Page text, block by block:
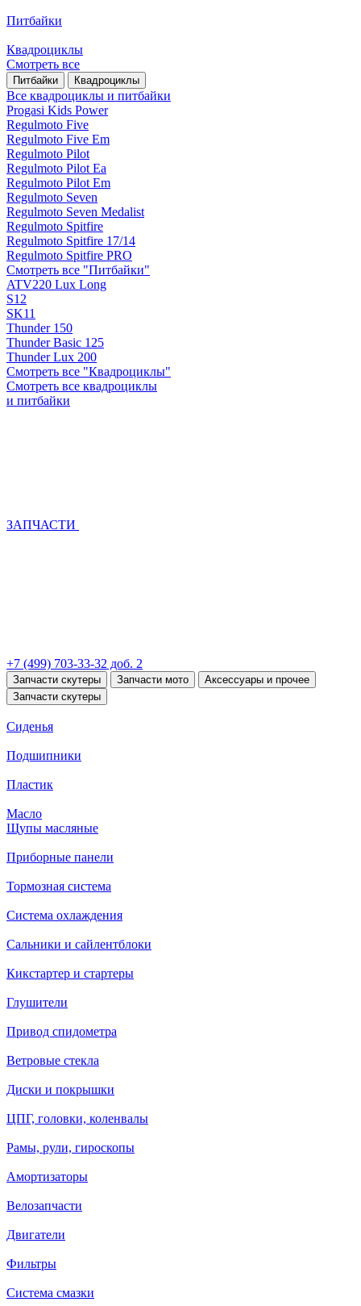
Питбайки
Квадроциклы
Смотреть все
Питбайки Квадроциклы
Все квадроциклы и питбайки
Progasi Kids Power
Regulmoto Five
Regulmoto Five Em
Regulmoto Pilot
Regulmoto Pilot Ea
Regulmoto Pilot Em
Regulmoto Seven
Regulmoto Seven Medalist
Regulmoto Spitfire
Regulmoto Spitfire 17/14
Regulmoto Spitfire PRO
Смотреть все "Питбайки"
ATV220 Lux Long
S12
SK11
Thunder 150
Thunder Basic 125
Thunder Lux 200
Смотреть все "Квадроциклы"
Смотреть все квадроциклы
и питбайки
ЗАПЧАСТИ
+7 (499) 703-33-32 доб. 2
Запчасти скутеры Запчасти мото
Аксессуары и прочее
Запчасти скутеры
Сиденья
Подшипники
Пластик
Масло
Щупы масляные
Приборные панели
Тормозная система
Система охлаждения
Сальники и сайлентблоки
Кикстартер и стартеры
Глушители
Привод спидометра
Ветровые стекла
Диски и покрышки
ЦПГ, головки, коленвалы
Рамы, рули, гироскопы
Амортизаторы
Велозапчасти
Двигатели
Фильтры
Система смазки